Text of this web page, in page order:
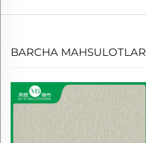
BARCHA MAHSULOTLAR